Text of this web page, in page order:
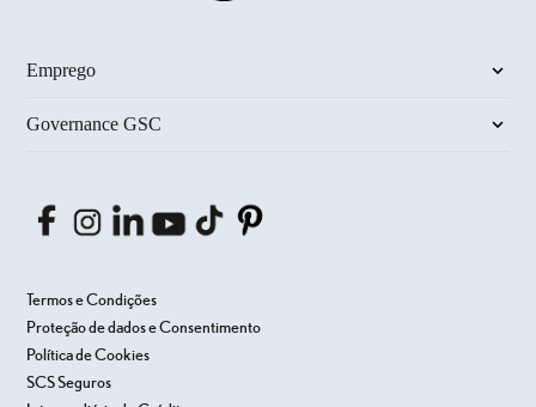
Emprego
Governance GSC
Termos e Condições
Proteção de dados e Consentimento
Política de Cookies
SCS Seguros